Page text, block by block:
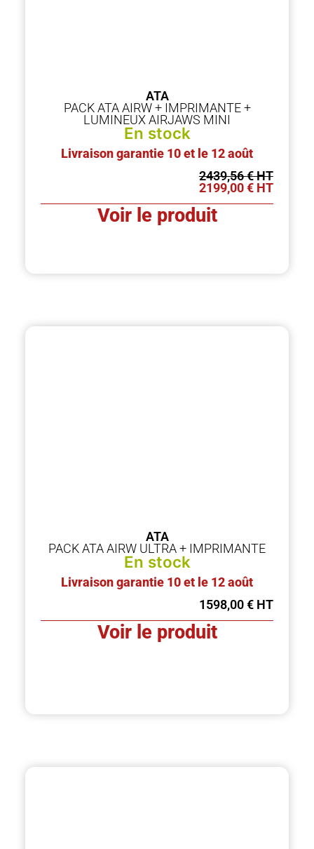
ATA
PACK ATA AIRW + IMPRIMANTE +
LUMINEUX AIRJAWS MINI
En stock
Livraison garantie 10 et le 12 août
2439,56€
2199,00€
Voir le produit
ATA
PACK ATA AIRW ULTRA + IMPRIMANTE
En stock
Livraison garantie 10 et le 12 août
1598,00€
Voir le produit